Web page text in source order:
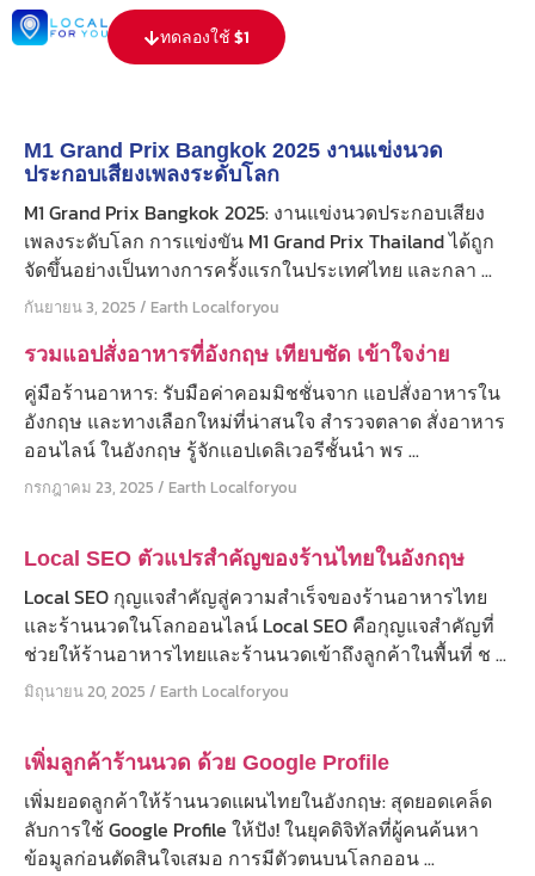
content
ทดลองใช้ $1
M1 Grand Prix Bangkok 2025 งานแข่งนวด
ประกอบเสียงเพลงระดับโลก
M1 Grand Prix Bangkok 2025: งานแข่งนวดประกอบเสียง
เพลงระดับโลก การแข่งขัน M1 Grand Prix Thailand ได้ถูก
จัดขึ้นอย่างเป็นทางการครั้งแรกในประเทศไทย และกลา ...
กันยายน 3, 2025 / Earth Localforyou
รวมแอปสั่งอาหารที่อังกฤษ เทียบชัด เข้าใจง่าย
คู่มือร้านอาหาร: รับมือค่าคอมมิชชั่นจาก แอปสั่งอาหารใน
อังกฤษ และทางเลือกใหม่ที่น่าสนใจ สำรวจตลาด สั่งอาหาร
ออนไลน์ ในอังกฤษ รู้จักแอปเดลิเวอรีชั้นนำ พร ...
กรกฎาคม 23, 2025 / Earth Localforyou
Local SEO ตัวแปรสำคัญของร้านไทยในอังกฤษ
Local SEO กุญแจสำคัญสู่ความสำเร็จของร้านอาหารไทย
และร้านนวดในโลกออนไลน์ Local SEO คือกุญแจสำคัญที่
ช่วยให้ร้านอาหารไทยและร้านนวดเข้าถึงลูกค้าในพื้นที่ ช ...
มิถุนายน 20, 2025 / Earth Localforyou
เพิ่มลูกค้าร้านนวด ด้วย Google Profile
เพิ่มยอดลูกค้าให้ร้านนวดแผนไทยในอังกฤษ: สุดยอดเคล็ด
ลับการใช้ Google Profile ให้ปัง! ในยุคดิจิทัลที่ผู้คนค้นหา
ข้อมูลก่อนตัดสินใจเสมอ การมีตัวตนบนโลกออน ...